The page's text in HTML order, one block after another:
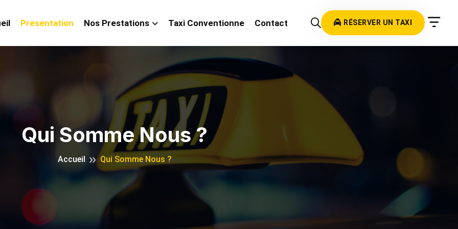
Presentation Nos Prestations Taxi Conventionne Contact RÉSERVER UN TAXI
Qui Somme Nous ?
Accueil Qui Somme Nous ?